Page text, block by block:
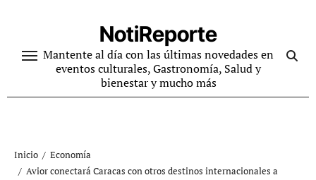
contenido
NotiReporte
Mantente al día con las últimas novedades en
eventos culturales, Gastronomía, Salud y
bienestar y mucho más
Inicio
Economía
Avior conectará Caracas con otros destinos internacionales a